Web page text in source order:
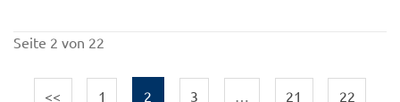
Seite 2 von 22
<< 1 2 3 21 22